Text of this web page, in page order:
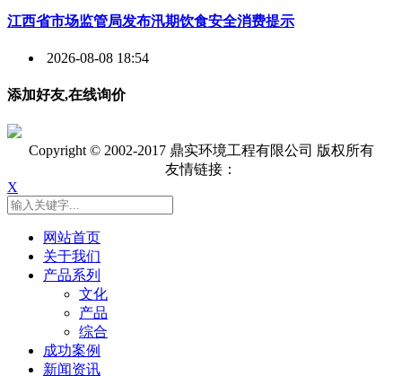
江西省市场监管局发布汛期饮食安全消费提示
2026-08-08 18:54
添加好友,在线询价
Copyright © 2002-2017 鼎实环境工程有限公司 版权所有
友情链接：
X
网站首页
关于我们
产品系列
文化
产品
综合
成功案例
新闻资讯